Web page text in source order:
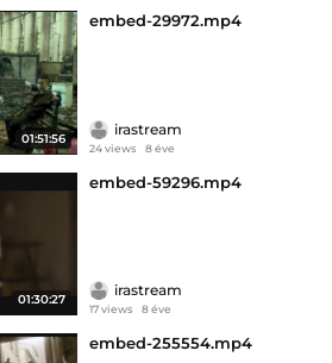
01:51:56
embed-29972.mp4
irastream
24 views 8 éve
01:30:27
embed-59296.mp4
irastream
17 views 8 éve
embed-255554.mp4